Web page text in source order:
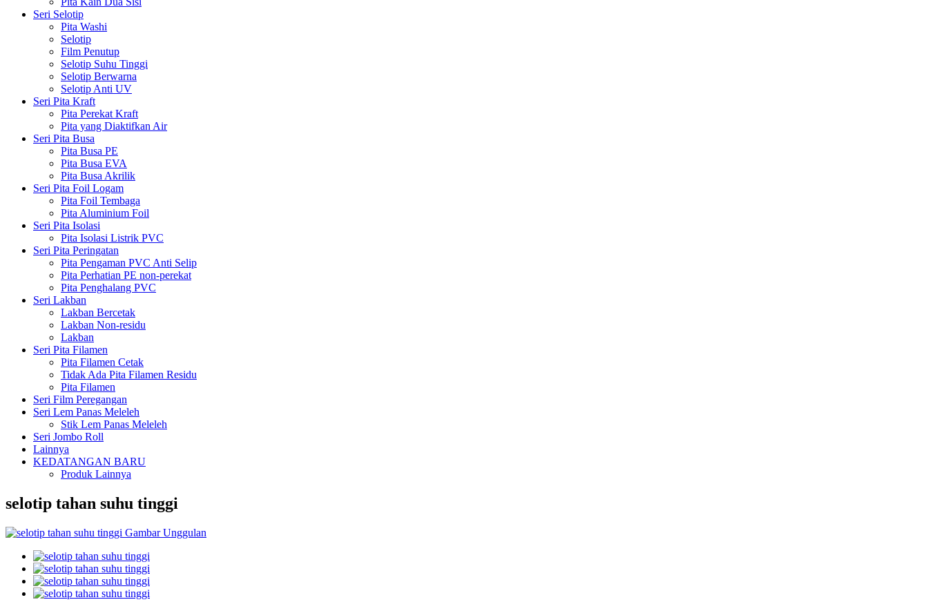
Seri Selotip
Pita Washi
Selotip
Film Penutup
Selotip Suhu Tinggi
Selotip Berwarna
Selotip Anti UV
Seri Pita Kraft
Pita Perekat Kraft
Pita yang Diaktifkan Air
Seri Pita Busa
Pita Busa PE
Pita Busa EVA
Pita Busa Akrilik
Seri Pita Foil Logam
Pita Foil Tembaga
Pita Aluminium Foil
Seri Pita Isolasi
Pita Isolasi Listrik PVC
Seri Pita Peringatan
Pita Pengaman PVC Anti Selip
Pita Perhatian PE non-perekat
Pita Penghalang PVC
Seri Lakban
Lakban Bercetak
Lakban Non-residu
Lakban
Seri Pita Filamen
Pita Filamen Cetak
Tidak Ada Pita Filamen Residu
Pita Filamen
Seri Film Peregangan
Seri Lem Panas Meleleh
Stik Lem Panas Meleleh
Seri Jombo Roll
Lainnya
KEDATANGAN BARU
Produk Lainnya
selotip tahan suhu tinggi